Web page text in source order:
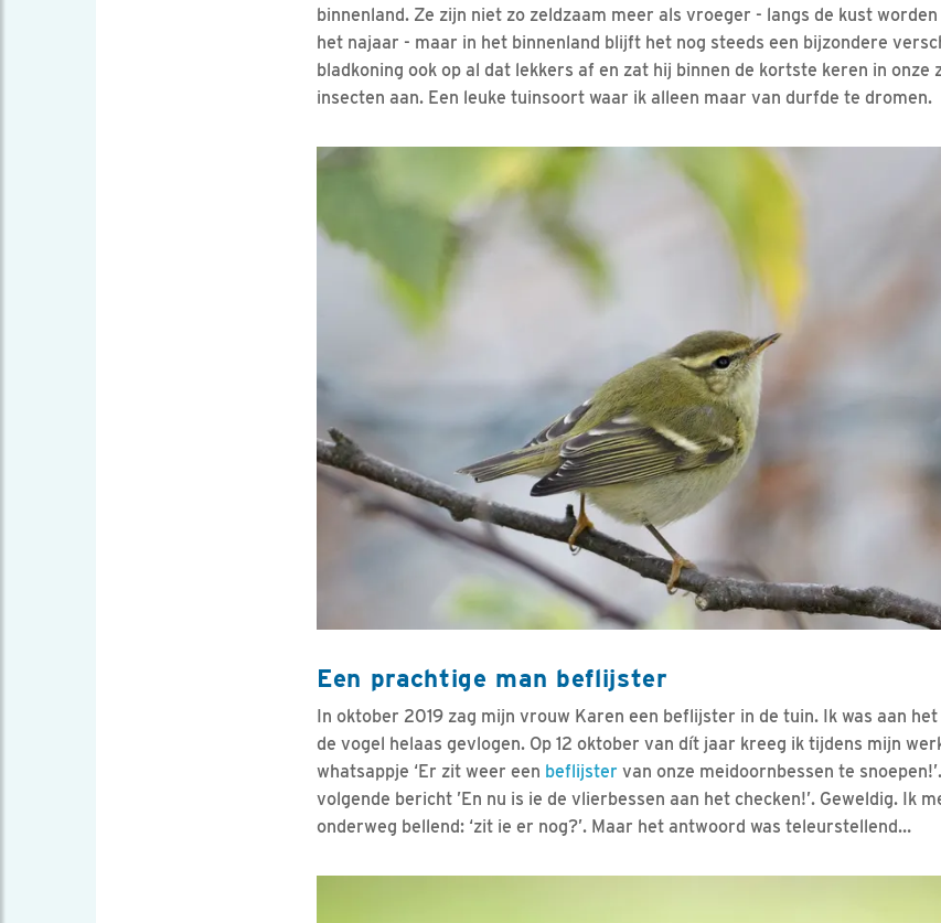
binnenland. Ze zijn niet zo zeldzaam meer als vroeger - langs de kust
het najaar - maar in het binnenland blijft het nog steeds een bijzondere
bladkoning ook op al dat lekkers af en zat hij binnen de kortste keren in onze
insecten aan. Een leuke tuinsoort waar ik alleen maar van durfde te dromen.
Een prachtige man beflijster
In oktober 2019 zag mijn vrouw Karen een beflijster in de tuin. Ik was aan
de vogel helaas gevlogen. Op 12 oktober van dít jaar kreeg ik tijdens mijn
whatsappje ‘Er zit weer een beflijster van onze meidoornbessen te
volgende bericht ’En nu is ie de vlierbessen aan het checken!’. Geweldig. Ik
onderweg bellend: ‘zit ie er nog?’. Maar het antwoord was teleurstellend…